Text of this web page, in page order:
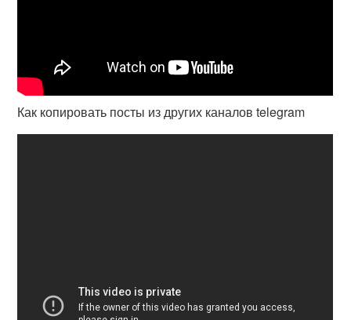
Как копировать посты из других каналов telegram